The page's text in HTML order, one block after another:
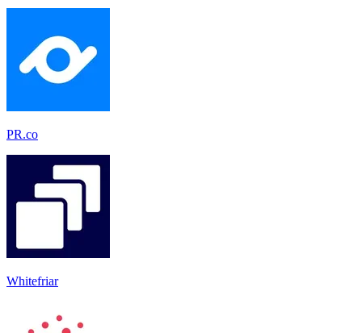
PR.co
Whitefriar